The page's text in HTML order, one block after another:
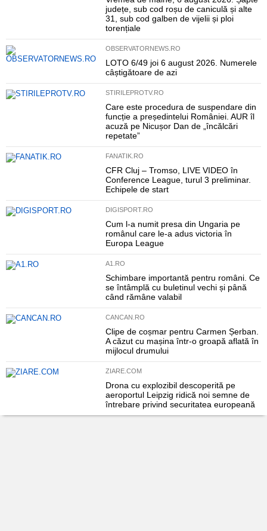
județe, sub cod roșu de caniculă și alte
31, sub cod galben de vijelii și ploi
torențiale
OBSERVATORNEWS.RO
LOTO 6/49 joi 6 august 2026. Numerele
câștigătoare de azi
STIRILEPROTV.RO
Care este procedura de suspendare din
funcție a președintelui României. AUR îl
acuză pe Nicușor Dan de „încălcări
repetate”
FANATIK.RO
CFR Cluj – Tromso, LIVE VIDEO în
Conference League, turul 3 preliminar.
Echipele de start
DIGISPORT.RO
Cum l-a numit presa din Ungaria pe
românul care le-a adus victoria în
Europa League
A1.RO
Schimbare importantă pentru români. Ce
se întâmplă cu buletinul vechi și până
când rămâne valabil
CANCAN.RO
Clipe de coșmar pentru Carmen Șerban.
A căzut cu mașina într-o groapă aflată în
mijlocul drumului
ZIARE.COM
Drona cu explozibil descoperită pe
aeroportul Leipzig ridică noi semne de
întrebare privind securitatea europeană